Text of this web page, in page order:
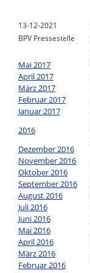
13-12-2021
BPV Pressestelle
Mai 2017
April 2017
März 2017
Februar 2017
Januar 2017
2016
Dezember 2016
November 2016
Oktober 2016
September 2016
August 2016
Juli 2016
Juni 2016
Mai 2016
April 2016
März 2016
Februar 2016